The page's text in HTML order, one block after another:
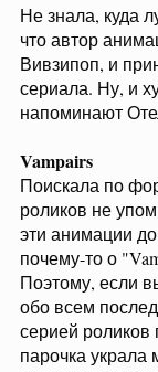
Не знала, куда
что автор
Вивзипоп, и
сериала. Ну, и
напоминают
Vampairs
Поискала по
роликов не
эти анимации
почему-то о
Поэтому, если
обо всем
серией
парочка